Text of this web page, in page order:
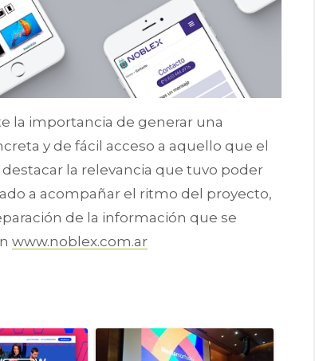
la importancia de generar una
y de fácil acceso a aquello que el
la relevancia que tuvo poder
a acompañar el ritmo del proyecto,
de la información que se
www.noblex.com.ar